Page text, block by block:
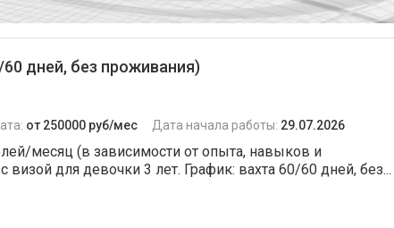
дней, без проживания)
от 250000 руб/мес Дата начала работы: 29.07.2026
месяц (в зависимости от опыта, навыков и
для девочки 3 лет. График:⁠ вахта 60/60 дней, без...